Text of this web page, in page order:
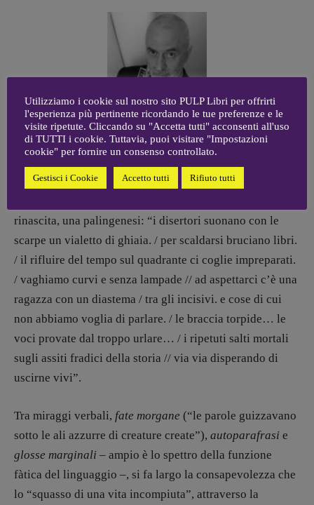
Il testo che apre la raccolta,
da questo sentimento apocalittico, di cessazione
rinascita, una palingenesi: “i disertori suonano con le
scarpe un vialetto di ghiaia. / per scaldarsi bruciano libri.
/ il rifluire del tempo sul quadrante ci coglie impreparati.
/ vaghiamo curvi e senza lampade // ad aspettarci c’è una
ragazza con un diastema / tra gli incisivi. e cose di cui
non abbiamo voglia di parlare. / le braccia torpide… le
voci provate dal troppo urlare… / i ripetuti salti mortali
sugli assiti fradici della storia // via via disperando di
uscirne vivi”.
Tra miraggi verbali, fate morgane (“le parole guizzavano
sotto le ali azzurre di creature create”), autoparafrasi e
glosse marginali – ampio è lo spettro della funzione
fàtica del linguaggio –, si fa largo la consapevolezza che
lo “squasso di una vita incompiuta”, attraverso la
Utilizziamo i cookie sul nostro sito PULP Libri per offrirti
l'esperienza più pertinente ricordando le tue preferenze e le
visite ripetute. Cliccando su "Accetta tutti" acconsenti all'uso
di TUTTI i cookie. Tuttavia, puoi visitare "Impostazioni
cookie" per fornire un consenso controllato.
Gestisci i Cookie Accetto tutti Rifiuto tutti